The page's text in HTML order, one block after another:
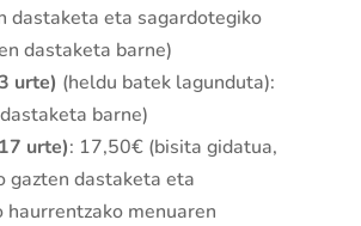
dastaketa eta sagardotegiko
dastaketa barne)
urte) (heldu batek lagunduta):
barne)
urte): 17,50€ (bisita gidatua,
gazten dastaketa eta
haurrentzako menuaren